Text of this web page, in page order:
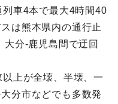
車4本で最大4時間40
は熊本県内の通行止
分-鹿児島間で迂回
上が全壊、半壊、一
分市などでも多数発